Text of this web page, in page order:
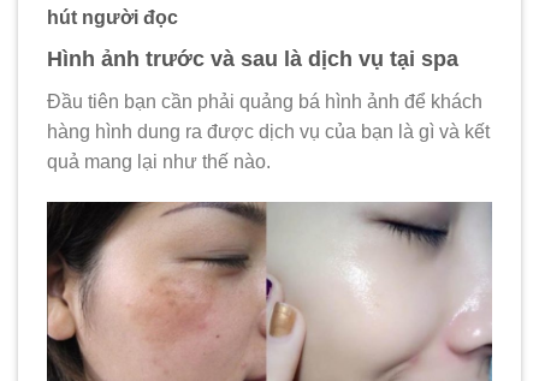
hút người đọc
Hình ảnh trước và sau là dịch vụ tại spa
Đầu tiên bạn cần phải quảng bá hình ảnh để khách
hàng hình dung ra được dịch vụ của bạn là gì và kết
quả mang lại như thế nào.